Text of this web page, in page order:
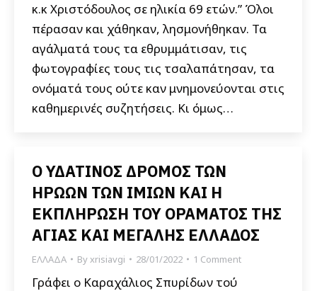
κ.κ Χριστόδουλος σε ηλικία 69 ετών.” Όλοι
πέρασαν και χάθηκαν, λησμονήθηκαν. Τα
αγάλματά τους τα εθρυμμάτισαν, τις
φωτογραφίες τους τις τσαλαπάτησαν, τα
ονόματά τους ούτε καν μνημονεύονται στις
καθημερινές συζητήσεις. Κι όμως…
Ο ΥΔΑΤΙΝΟΣ ΔΡΟΜΟΣ ΤΩΝ
ΗΡΩΩΝ ΤΩΝ ΙΜΙΩΝ ΚΑΙ Η
ΕΚΠΛΗΡΩΣΗ ΤΟΥ ΟΡΑΜΑΤΟΣ ΤΗΣ
ΑΓΙΑΣ ΚΑΙ ΜΕΓΑΛΗΣ ΕΛΛΑΔΟΣ
ΕΛΛΑΔΑ Byxrisiavgi 28/01/2022 1 Comment
Γράφει ο Καραχάλιος Σπυρίδων τού